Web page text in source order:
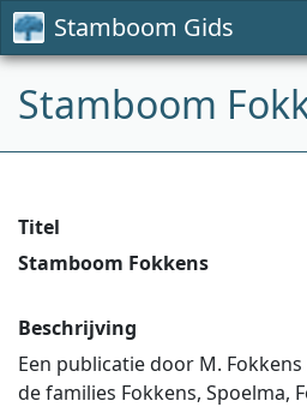
Stamboom Gids
Stamboom
Titel
Stamboom Fokkens
Beschrijving
Een publicatie door M.
de families Fokkens, Spoelma,